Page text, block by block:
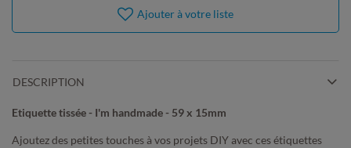
Ajouter à votre liste
DESCRIPTION
Etiquette tissée - I'm handmade - 59 x 15mm
Ajoutez des petites touches à vos projets DIY avec ces étiquettes